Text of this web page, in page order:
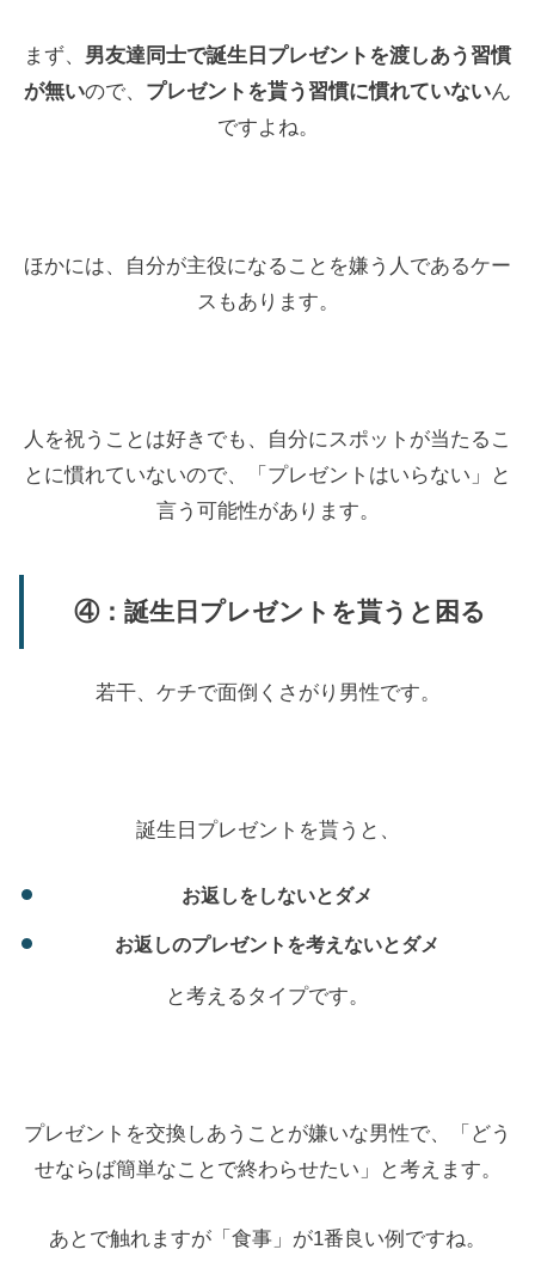
まず、 男友達同士で誕生日プレゼントを渡しあう習慣
が無いので、 プレゼントを貰う習慣に慣れていないん
ですよね。
ほかには、自分が主役になることを嫌う人であるケー
スもあります。
人を祝うことは好きでも、自分にスポットが当たるこ
とに慣れていないので、「プレゼントはいらない」と
言う可能性があります。
④：誕生日プレゼントを貰うと困る
若干、ケチで面倒くさがり男性です。
誕生日プレゼントを貰うと、
お返しをしないとダメ
お返しのプレゼントを考えないとダメ
と考えるタイプです。
プレゼントを交換しあうことが嫌いな男性で、「どう
せならば簡単なことで終わらせたい」と考えます。
あとで触れますが「食事」が1番良い例ですね。